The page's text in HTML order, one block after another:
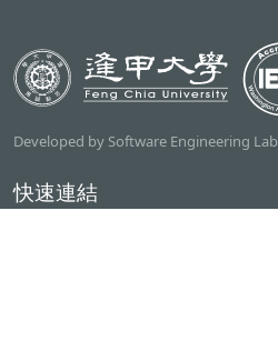
Developed by Software Engineering Lab
快速連結